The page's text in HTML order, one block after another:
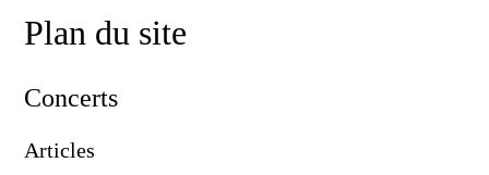
Plan du site
Concerts
Articles